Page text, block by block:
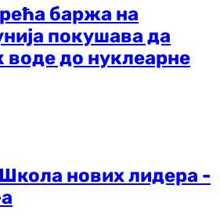
баржа на
покушава да
воде до нуклеарне
нових лидера -